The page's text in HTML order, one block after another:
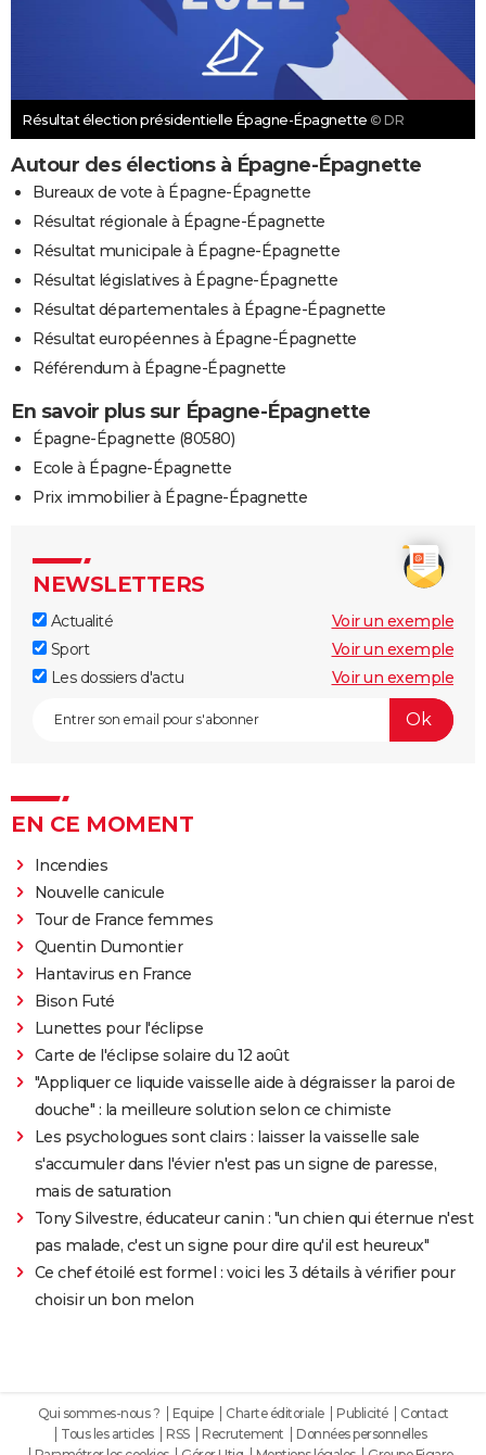
Résultat élection présidentielle Épagne-Épagnette © DR
Autour des élections à Épagne-Épagnette
Bureaux de vote à Épagne-Épagnette
Résultat régionale à Épagne-Épagnette
Résultat municipale à Épagne-Épagnette
Résultat législatives à Épagne-Épagnette
Résultat départementales à Épagne-Épagnette
Résultat européennes à Épagne-Épagnette
Référendum à Épagne-Épagnette
En savoir plus sur Épagne-Épagnette
Épagne-Épagnette (80580)
Ecole à Épagne-Épagnette
Prix immobilier à Épagne-Épagnette
NEWSLETTERS
Actualité
Voir un exemple
Sport
Voir un exemple
Les dossiers d'actu
Voir un exemple
EN CE MOMENT
Incendies
Nouvelle canicule
Tour de France femmes
Quentin Dumontier
Hantavirus en France
Bison Futé
Lunettes pour l'éclipse
Carte de l'éclipse solaire du 12 août
"Appliquer ce liquide vaisselle aide à dégraisser la paroi de
douche" : la meilleure solution selon ce chimiste
Les psychologues sont clairs : laisser la vaisselle sale
s'accumuler dans l'évier n'est pas un signe de paresse,
mais de saturation
Tony Silvestre, éducateur canin : "un chien qui éternue n'est
pas malade, c'est un signe pour dire qu'il est heureux"
Ce chef étoilé est formel : voici les 3 détails à vérifier pour
choisir un bon melon
Qui sommes-nous ? Equipe Charte éditoriale Publicité
Contact
Tous les articles
RSS Recrutement
Données personnelles